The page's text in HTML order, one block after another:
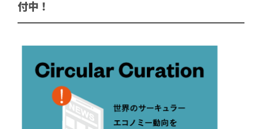
付中！